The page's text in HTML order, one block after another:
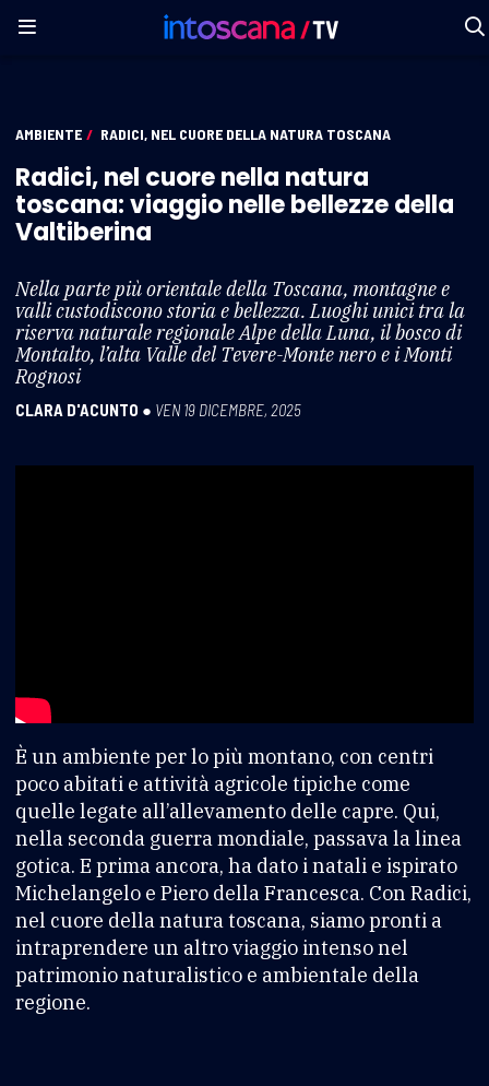
AMBIENTE / RADICI, NEL CUORE DELLA NATURA TOSCANA
Radici, nel cuore nella natura
toscana: viaggio nelle bellezze della
Valtiberina
Nella parte più orientale della Toscana, montagne e
valli custodiscono storia e bellezza. Luoghi unici tra la
riserva naturale regionale Alpe della Luna, il bosco di
Montalto, l’alta Valle del Tevere-Monte nero e i Monti
Rognosi
CLARA D'ACUNTO ● VEN 19 DICEMBRE, 2025
È un ambiente per lo più montano, con centri
poco abitati e attività agricole tipiche come
quelle legate all’allevamento delle capre. Qui,
nella seconda guerra mondiale, passava la linea
gotica. E prima ancora, ha dato i natali e ispirato
Michelangelo e Piero della Francesca. Con Radici,
nel cuore della natura toscana, siamo pronti a
intraprendere un altro viaggio intenso nel
patrimonio naturalistico e ambientale della
regione.